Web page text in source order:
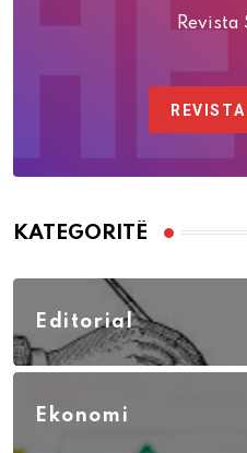
Revista
KATEGORITË
Editorial
Ekonomi